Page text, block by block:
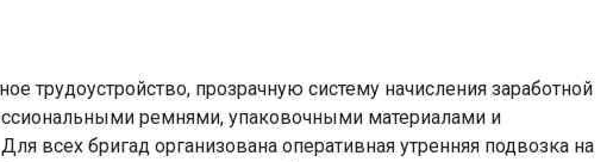
трудоустройство, прозрачную систему начисления заработной
ремнями, упаковочными материалами и
всех бригад организована оперативная утренняя подвозка на